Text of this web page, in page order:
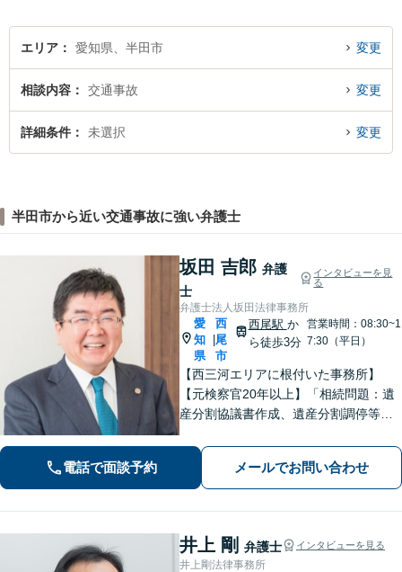
エリア 愛知県、半田市 変更
相談内容 交通事故 変更
詳細条件 未選択 変更
半田市から近い交通事故に強い弁護士
坂田 吉郎 弁護
士
インタビューを見
る
弁護士法人坂田法律事務所
愛
知
県
西
尾
市
西尾駅 か
ら徒歩3分
営業時間：08:30~1
7:30（平日）
【西三河エリアに根付いた事務所】
【元検察官20年以上】「相続問題：遺
産分割協議書作成、遺産分割調停等を
税理士・社労士がいます】不当解雇・
未払い残業代・就業規則の整備など対
応【当日/夜間/土日対応可】
電話で面談予約 メールでお問い合わせ
井上 剛 弁護士 インタビューを見る
井上剛法律事務所